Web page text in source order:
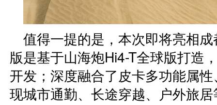
值得一提的是，本次即将亮相
版是基于山海炮Hi4-T全球版打造
开发；深度融合了皮卡多功能属
现城市通勤、长途穿越、户外旅